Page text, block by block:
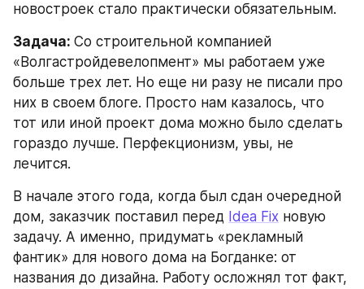
новостроек стало практически обязательным.
Задача: Со строительной компанией
«Волгастройдевелопмент» мы работаем уже
больше трех лет. Но еще ни разу не писали про
них в своем блоге. Просто нам казалось, что
тот или иной проект дома можно было сделать
гораздо лучше. Перфекционизм, увы, не
лечится.
В начале этого года, когда был сдан очередной
дом, заказчик поставил перед Idea Fix новую
задачу. А именно, придумать «рекламный
фантик» для нового дома на Богданке: от
названия до дизайна. Работу осложнял тот факт,